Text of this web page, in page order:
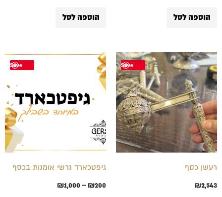
הוספה לסל הוספה לסל
Save
רעשן כסף
₪2,543
Save
גיפטכארד גרשי אומנות בכסף
₪200
–
₪1,000
טווח
יש
מספר
את
האפשרויות